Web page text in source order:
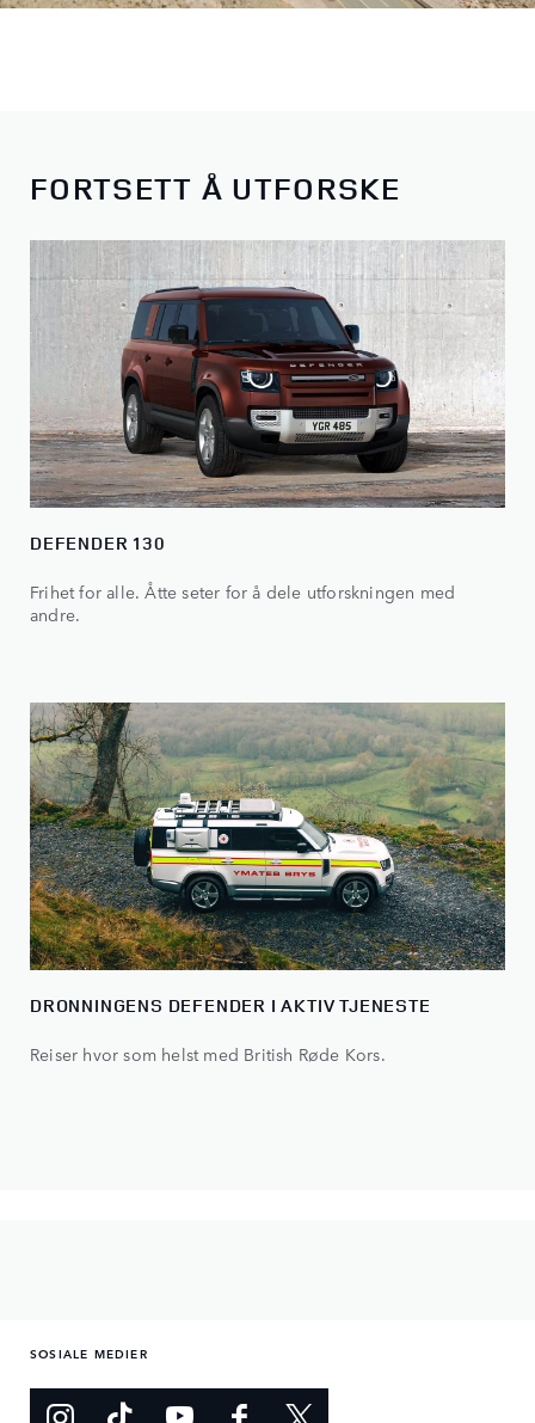
FORTSETT Å UTFORSKE
DEFENDER 130
Frihet for alle. Åtte seter for å dele utforskningen med
andre.
DRONNINGENS DEFENDER I AKTIV TJENESTE
Reiser hvor som helst med British Røde Kors.
SOSIALE MEDIER